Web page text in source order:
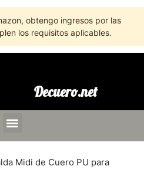
obtengo ingresos por las
los requisitos aplicables.
Decuero.net
Midi de Cuero PU para